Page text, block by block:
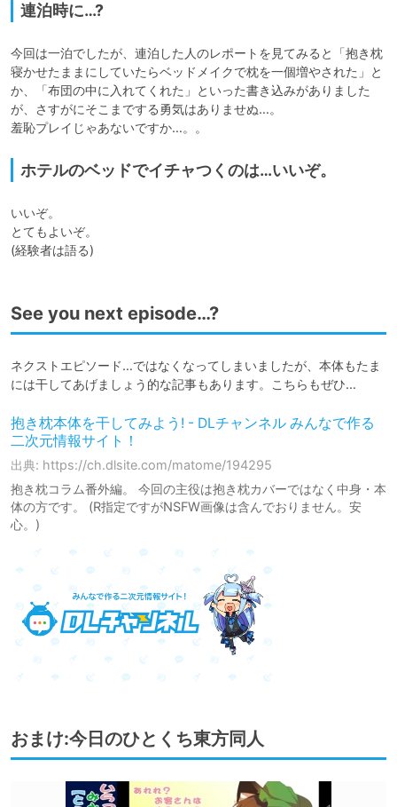
連泊時に…?
今回は一泊でしたが、連泊した人のレポートを見てみると「抱き枕
寝かせたままにしていたらベッドメイクで枕を一個増やされた」と
か、「布団の中に入れてくれた」といった書き込みがありました
が、さすがにそこまでする勇気はありませぬ…。
羞恥プレイじゃあないですか…。。
ホテルのベッドでイチャつくのは…いいぞ。
いいぞ。
とてもよいぞ。
(経験者は語る)
See you next episode…?
ネクストエピソード…ではなくなってしまいましたが、本体もたま
には干してあげましょう的な記事もあります。こちらもぜひ…
抱き枕本体を干してみよう! - DLチャンネル みんなで作る
二次元情報サイト！
出典: https://ch.dlsite.com/matome/194295
抱き枕コラム番外編。 今回の主役は抱き枕カバーではなく中身・本
体の方です。 (R指定ですがNSFW画像は含んでおりません。安
心。)
おまけ:今日のひとくち東方同人